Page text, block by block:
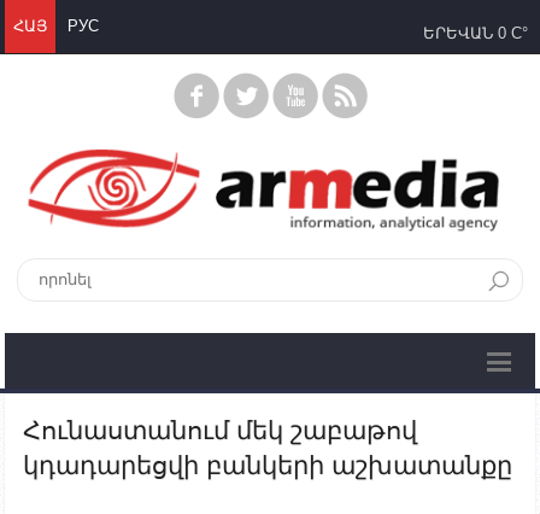
ՀԱՅ РУС ԵՐԵՎԱՆ 0 C°
Հունաստանում մեկ շաբաթով
կդադարեցվի բանկերի աշխատանքը